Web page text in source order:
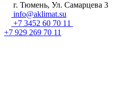
г. Тюмень, Ул. Самарцева 3
info@aklimat.su
+7 3452 60 70 11
+7 929 269 70 11